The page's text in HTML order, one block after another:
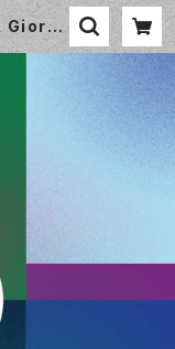
Giorgi
[12in